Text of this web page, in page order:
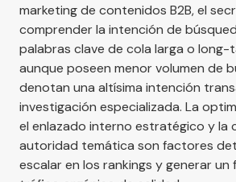
marketing de contenidos B2B, el
comprender la intención de
palabras clave de cola larga o long-
aunque poseen menor volumen de
denotan una altísima intención
investigación especializada. La
el enlazado interno estratégico y la
autoridad temática son factores
escalar en los rankings y generar